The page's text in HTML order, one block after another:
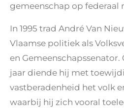
gemeenschap op federaal
In 1995 trad André Van
Vlaamse politiek als
en
jaar diende hij met
vastberadenheid het volk
waarbij hij zich vooral